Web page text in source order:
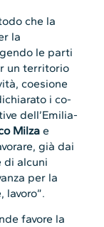
che la
la
le parti
un territorio
coesione
i co-
dell’Emilia-
Milza e
già dai
di alcuni
per la
lavoro”.
favore la